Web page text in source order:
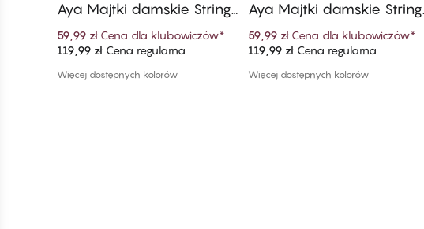
Dodaj do koszyka
Aya Majtki damskie String​
59,99 zł Cena dla klubowiczów*
119,99 zł Cena regularna
Więcej dostępnych kolorów
Dodaj do koszyka
Aya Majtki damskie String​
59,99 zł Cena dla klubowiczów*
119,99 zł Cena regularna
Więcej dostępnych kolorów